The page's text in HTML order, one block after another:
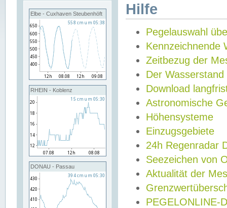
Elbe - Cuxhaven Steubenhöft
RHEIN - Koblenz
DONAU - Passau
Hilfe
Pegelauswahl
Kennzeichnende
Zeitbezug der
Der Wasserstand
Download
Astronomische
Höhensysteme
Einzugsgebiete
24h Regenradar
Seezeichen von
Aktualität der
PEGELONLINE-